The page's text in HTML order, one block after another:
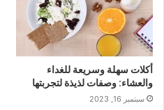
أكلات سهلة وسريعة للغداء
والعشاء: وصفات لذيذة لتجربتها
سبتمبر 16, 2023